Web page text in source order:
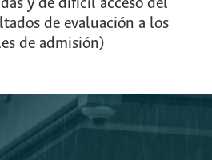
y de difícil acceso del
de evaluación a los
de admisión)